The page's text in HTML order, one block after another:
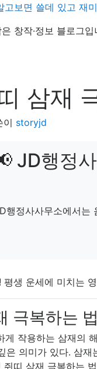
보면 쓸데 있고 재
창작·정보 블로그
삼재
이 storyjd
JD행정
행정사사무소에서는
생 운세에 미치는
극복하는
작용하는 삼재의
은 의미가 있다. 삼
띠 삼재 극복하는